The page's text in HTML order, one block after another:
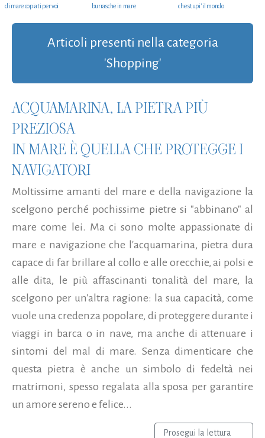
di mare copiati per voi
burrasche in mare
che stupi' il mondo
Articoli presenti nella categoria
'Shopping'
ACQUAMARINA, LA PIETRA PIÙ
PREZIOSA
IN MARE È QUELLA CHE PROTEGGE I
NAVIGATORI
Moltissime amanti del mare e della navigazione la
scelgono perché pochissime pietre si "abbinano" al
mare come lei. Ma ci sono molte appassionate di
mare e navigazione che l'acquamarina, pietra dura
capace di far brillare al collo e alle orecchie, ai polsi e
alle dita, le più affascinanti tonalità del mare, la
scelgono per un'altra ragione: la sua capacità, come
vuole una credenza popolare, di proteggere durante i
viaggi in barca o in nave, ma anche di attenuare i
sintomi del mal di mare. Senza dimenticare che
questa pietra è anche un simbolo di fedeltà nei
matrimoni, spesso regalata alla sposa per garantire
un amore sereno e felice...
Prosegui la lettura